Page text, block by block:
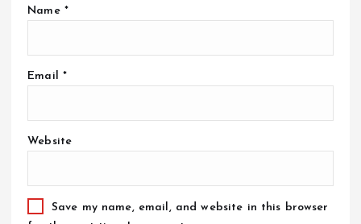
Name *
Email *
Website
Save my name, email, and website in this browser